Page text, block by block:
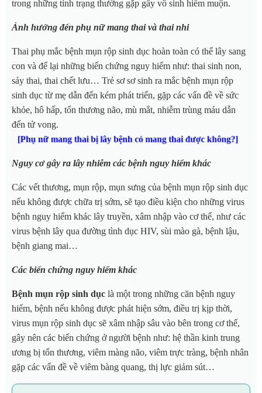
trong những tình trạng thường gặp gây vô sinh hiếm muộn.
Ảnh hưởng đến phụ nữ mang thai và thai nhi
Thai phụ mắc bệnh mụn rộp sinh dục hoàn toàn có thể lây sang
con và để lại những biến chứng nguy hiểm như: thai sinh non,
sảy thai, thai chết lưu… Trẻ sơ sơ sinh ra mắc bệnh mụn rộp
sinh dục từ mẹ dẫn đến kém phát triển, gặp các vấn đề về sức
khỏe, hô hấp, tổn thương não, mù mắt, nhiễm trùng máu dẫn
đến tử vong.
[Phụ nữ mang thai bị lây bệnh có mang thai được không?]
Nguy cơ gây ra lây nhiễm các bệnh nguy hiểm khác
Các vết thương, mụn rộp, mụn sưng của bệnh mụn rộp sinh dục
nếu không được chữa trị sớm, sẽ tạo điều kiện cho những virus
bệnh nguy hiểm khác lây truyền, xâm nhập vào cơ thể, như các
virus bệnh lây qua đường tình dục HIV, sùi mào gà, bệnh lậu,
bệnh giang mai…
Các biến chứng nguy hiểm khác
Bệnh mụn rộp sinh dục là một trong những căn bệnh nguy
hiểm, bệnh nếu không được phát hiện sớm, điều trị kịp thời,
virus mụn rộp sinh dục sẽ xâm nhập sâu vào bên trong cơ thể,
gây nên các biến chứng ở người bệnh như: hệ thần kinh trung
ương bị tổn thương, viêm màng não, viêm trực tràng, bệnh nhân
gặp các vấn đề về viêm bàng quang, thị lực giảm sút…